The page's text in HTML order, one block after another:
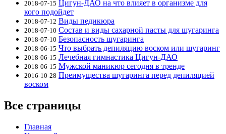
2018-07-15 Цигун-ДАО на что влияет в организме для
кого подойдет
2018-07-12 Виды педикюра
2018-07-10 Состав и виды сахарной пасты для шугаринга
2018-07-10 Безопасность шугаринга
2018-06-15 Что выбрать депиляцию воском или шугаринг
2018-06-15 Лечебная гимнастика Цигун-ДАО
2018-06-15 Мужской маникюр сегодня в тренде
2016-10-28 Преимущества шугаринга перед депиляцией
воском
Все страницы
Главная